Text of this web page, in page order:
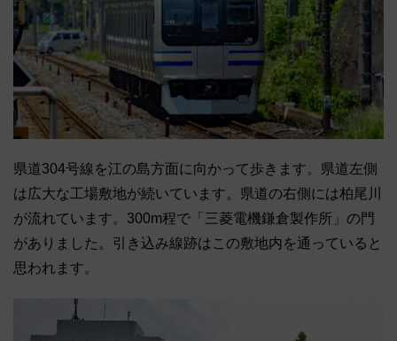
県道304号線を江の島方面に向かって歩きます。県道左側
は広大な工場敷地が続いています。県道の右側には柏尾川
が流れています。300m程で「三菱電機鎌倉製作所」の門
がありました。引き込み線跡はこの敷地内を通っていると
思われます。